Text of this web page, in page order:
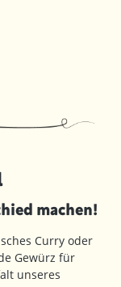
machen!
Curry oder
Gewürz für
unseres